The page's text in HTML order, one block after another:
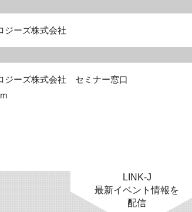
ジーズ株式会社
ジーズ株式会社　セミナー窓口
LINK-J
最新イベント情報を
配信